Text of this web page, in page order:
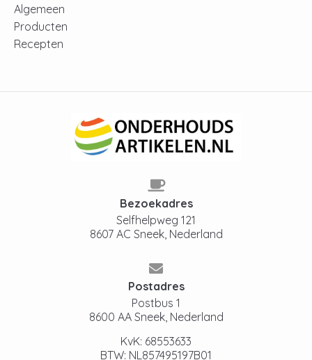
Algemeen
Producten
Recepten
Bezoekadres
Selfhelpweg 121
8607 AC Sneek, Nederland
Postadres
Postbus 1
8600 AA Sneek, Nederland
KvK: 68553633
BTW: NL857495197B01